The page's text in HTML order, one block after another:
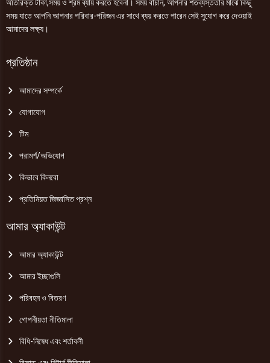
অতিরিক্ত টাকা,সময় ও শ্রম ব্যায় করতে হবেনা। সময় বাঁচান, আপনার শতব্যস্ততার মাঝে কিছু
সময় যাতে আপনি আপনার পরিবার-পরিজন এর সাথে ব্যয় করতে পারেন সেই সুযোগ করে দেওয়াই
আমাদের লক্ষ্য।
প্রতিষ্ঠান
আমাদের সম্পর্কে
যোগাযোগ
টিম
পরামর্শ/অভিযোগ
কিভাবে কিনবো
প্রতিনিয়ত জিজ্ঞাসিত প্রশ্ন
আমার অ্যাকাউন্ট
আমার অ্যাকাউন্ট
আমার ইচ্ছাগুলি
পরিবহন ও বিতরণ
গোপনীয়তা নীতিমালা
বিধি-নিষেধ এবং শর্তাবলী